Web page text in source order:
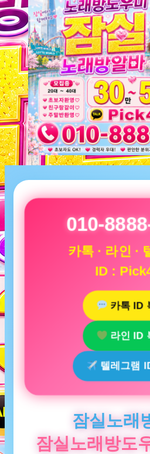
010-
카톡 · 라인 ·
ID :
카톡 ID
라인 ID
텔레그램
잠실노래
잠실노래방도